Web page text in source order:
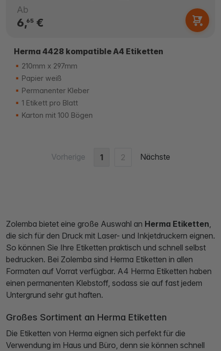
Ab
6,65€
Herma 4428 kompatible A4 Etiketten
210mm x 297mm
Papier weiß
Permanenter Kleber
1 Etikett pro Blatt
Karton mit 100 Bögen
Vorherige 1 2 Nächste
Zolemba bietet eine große Auswahl an Herma Etiketten,
die sich für den Druck mit Laser- und Inkjetdruckern eignen.
So können Sie Ihre Etiketten praktisch und schnell selbst
bedrucken. Bei Zolemba sind Herma Etiketten in allen
Formaten auf Vorrat verfügbar. A4 Herma Etiketten haben
einen permanenten Klebstoff, sodass sie auf fast jedem
Untergrund sehr gut haften.
Großes Sortiment an Herma Etiketten
Die Etiketten von Herma eignen sich perfekt für die
Verwendung im Haus und Büro, denn sie können schnell